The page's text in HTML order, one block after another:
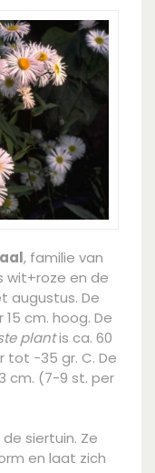
, familie van
wit+roze en de
augustus. De
cm. hoog. De
plantis ca. 60
-35 gr. C. De
cm. (7-9 st. per
siertuin. Ze
en laat zich